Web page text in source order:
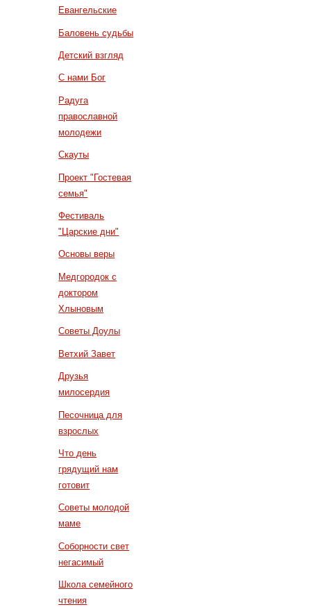
Евангельские
Баловень судьбы
Детский взгляд
С нами Бог
Радуга
православной
молодежи
Скауты
Проект "Гостевая
семья"
Фестиваль
"Царские дни"
Основы веры
Медгородок с
доктором
Хлыновым
Советы Доулы
Ветхий Завет
Друзья
милосердия
Песочница для
взрослых
Что день
грядущий нам
готовит
Советы молодой
маме
Соборности свет
негасимый
Школа семейного
чтения